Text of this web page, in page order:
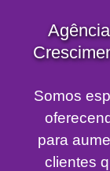
Somos
para
clientes